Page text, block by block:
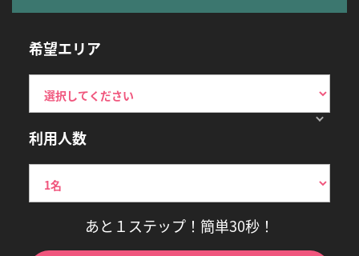
希望エリア
利用人数
あと１ステップ！簡単30秒！